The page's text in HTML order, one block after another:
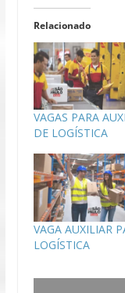
Relacionado
VAGAS PARA
DE LOGÍSTICA
VAGA AUXILIAR
LOGÍSTICA